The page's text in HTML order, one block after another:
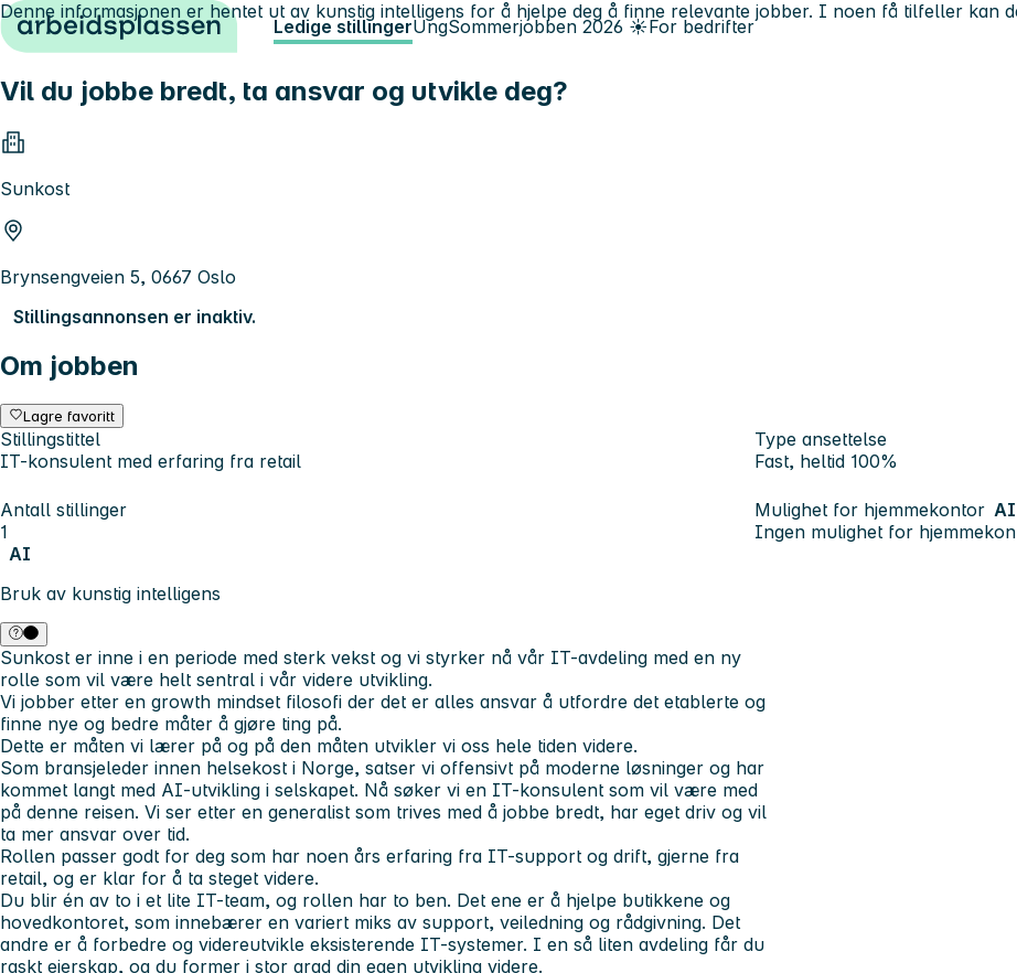
Hopp til innhold Ledige stillingerUngSommerjobben 2026 ☀️For bedrifter
Vil du jobbe bredt, ta ansvar og utvikle deg?
Sunkost
Brynsengveien 5, 0667 Oslo
Stillingsannonsen er inaktiv.
Om jobben
Lagre favoritt
Stillingstittel
IT-konsulent med erfaring fra retail
Type ansettelse
Fast, heltid 100%
Antall stillinger
1
Mulighet for hjemmekontor AI
Ingen mulighet for
AI
Bruk av kunstig intelligens
Denne informasjonen er hentet ut av kunstig intelligens for å hjelpe deg å finne relevante jobber. I noen få tilfeller kan
Sunkost er inne i en periode med sterk vekst og vi styrker nå vår IT-avdeling med en ny
rolle som vil være helt sentral i vår videre utvikling.
Vi jobber etter en growth mindset filosofi der det er alles ansvar å utfordre det etablerte og
finne nye og bedre måter å gjøre ting på.
Dette er måten vi lærer på og på den måten utvikler vi oss hele tiden videre.
Som bransjeleder innen helsekost i Norge, satser vi offensivt på moderne løsninger og har
kommet langt med AI-utvikling i selskapet. Nå søker vi en IT-konsulent som vil være med
på denne reisen. Vi ser etter en generalist som trives med å jobbe bredt, har eget driv og vil
ta mer ansvar over tid.
Rollen passer godt for deg som har noen års erfaring fra IT-support og drift, gjerne fra
retail, og er klar for å ta steget videre.
Du blir én av to i et lite IT-team, og rollen har to ben. Det ene er å hjelpe butikkene og
hovedkontoret, som innebærer en variert miks av support, veiledning og rådgivning. Det
andre er å forbedre og videreutvikle eksisterende IT-systemer. I en så liten avdeling får du
raskt eierskap, og du former i stor grad din egen utvikling videre.